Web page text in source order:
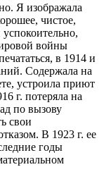
Я изображала
чистое,
войны
в 1914 и
Содержала на
устроила приют
г. потеряла на
по вызову
свои
В 1923 г. ее
годы